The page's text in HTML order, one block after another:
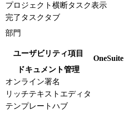
プロジェクト横断タスク表示
完了タスクタブ
部門
ユーザビリティ項目
OneSuite
ドキュメント管理
オンライン署名
リッチテキストエディタ
テンプレートハブ